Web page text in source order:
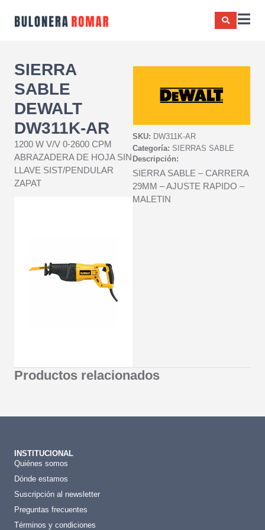
SIERRA
SABLE
DEWALT
DW311K-AR
1200 W V/V 0-2600 CPM
ABRAZADERA DE HOJA SIN
LLAVE SIST/PENDULAR
ZAPAT
SKU: DW311K-AR
Categoría: SIERRAS SABLE
Descripción:
SIERRA SABLE – CARRERA
29MM – AJUSTE RAPIDO –
MALETIN
Productos relacionados
INSTITUCIONAL
Quiénes somos
Dónde estamos
Suscripción al newsletter
Preguntas frecuentes
Términos y condiciones